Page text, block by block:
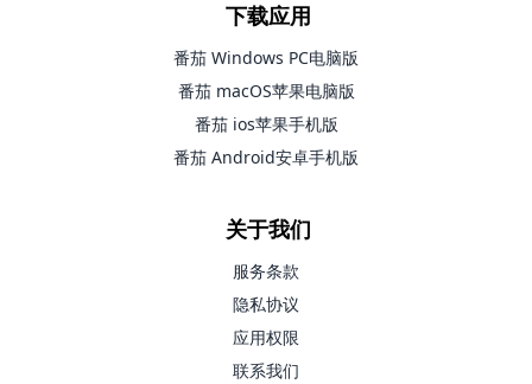
下载应用
番茄 Windows PC电脑版
番茄 macOS苹果电脑版
番茄 ios苹果手机版
番茄 Android安卓手机版
关于我们
服务条款
隐私协议
应用权限
联系我们